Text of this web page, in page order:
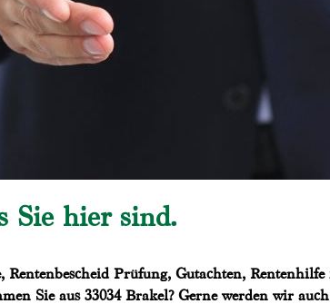
Sie hier sind.
Rentenbescheid Prüfung, Gutachten,
Sie aus 33034 Brakel? Gerne werden wir